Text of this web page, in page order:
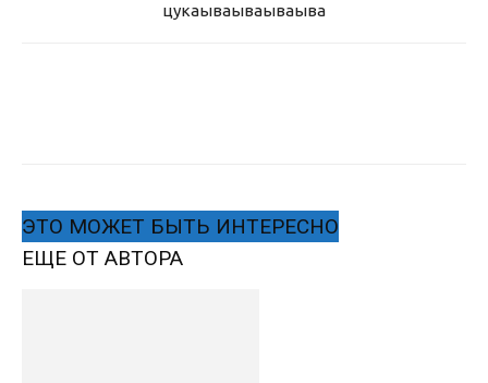
цукаываываываыва
ЭТО МОЖЕТ БЫТЬ ИНТЕРЕСНО
ЕЩЕ ОТ АВТОРА